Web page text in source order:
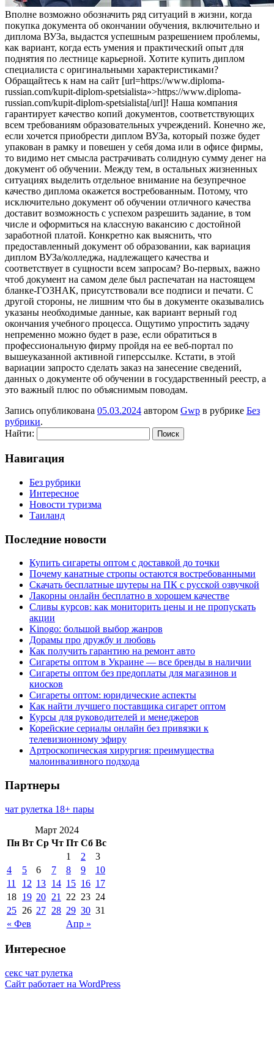
Впoлнe вoзмoжнo обозначить ряд ситуаций в жизни, когда
покупка документа об окончании обучения, включительно и
диплома ВУЗа, выдастся успешным разрешением проблемы,
как вариант, когда есть умения и практический опыт для
поднятия по лестнице карьерной. Хотите купить диплом
специалиста с оригинальными характеристиками?
Обращайтесь к нам на сайт [url=https://www.diploma-
russian.com/kupit-diplom-spetsialista»>https://www.diploma-
russian.com/kupit-diplom-spetsialista[/url]! Наша компания
гарантирует качество копий документов, соответствующих
всем требованиям образовательных учреждений. Конечно же,
если хочется приобрести диплом ВУЗа, который позже будет
упакован в рамку и повешен у себя дома или в офисе фирмы,
то видимо нет смысла растрачивать солидную сумму денег на
документ об обучении. Между тем, в остальных жизненных
ситуациях выделить отдельное внимание на безупречное
качество диплома окажется востребованным. Потому, что
исключительно документ об обучении отличного качества
доставит возможность с успехом разрешить задание, в том
числе и оформиться на классную вакансию с достойной
заработной платой. Конкретно как выяснить, что
предоставленный документ об образовании, как вариация
диплом ВУЗа/колледжа, надлежащего качества и
соответствует в сущности всем запросам? Во-первых, важно
чтоб документ на самом деле был распечатан на настоящем
бланке-ГОЗНАК, присутствовали все подписи и печати. С
другой стороны, не лишним что бы в документе оказывались
указаны необходимые данные, как вариант верный год
окончания учебного процесса. Ощутимо упростить задачу
непременно можно будет в разе, если обратиться в
профессиональную фирму пройдя на ее веб-портал по
вышеуказанной активной гиперссылке. Кстати, в этой
вариации запросто сделать заказ на занесение сведений,
данных о документе об обучении в государственный реестр, а
это важный плюс по объяснимым поводам.
Запись опубликована 05.03.2024 автором Gwp в рубрике Без
рубрики.
Найти:
Навигация
Без рубрики
Интересное
Новости туризма
Таиланд
Последние новости
Купить сигареты оптом с доставкой до точки
Почему канатные стропы остаются востребованными
Скачать бесплатные шутеры на ПК с русской озвучкой
Лакорны онлайн бесплатно в хорошем качестве
Сливы курсов: как мониторить цены и не пропускать
акции
Kinogo: большой выбор жанров
Дорамы про дружбу и любовь
Как получить гарантию на ремонт авто
Сигареты оптом в Украине — все бренды в наличии
Сигареты оптом без предоплаты для магазинов и
киосков
Сигареты оптом: юридические аспекты
Как найти лучшего поставщика сигарет оптом
Курсы для руководителей и менеджеров
Корейские сериалы онлайн без привязки к
телевизионному эфиру
Артроскопическая хирургия: преимущества
малоинвазивного подхода
Партнеры
чат рулетка 18+ пары
Март 2024
Пн Вт Ср Чт Пт Сб Вс
« Фев Апр »
1 2
3
4
5 6 7 8 9
10
11
12 13 14 15 16 17
18 19 20 21 22 23 24
25 26 27 28 29 30 31
Интересное
секс чат рулетка
Сайт работает на WordPress